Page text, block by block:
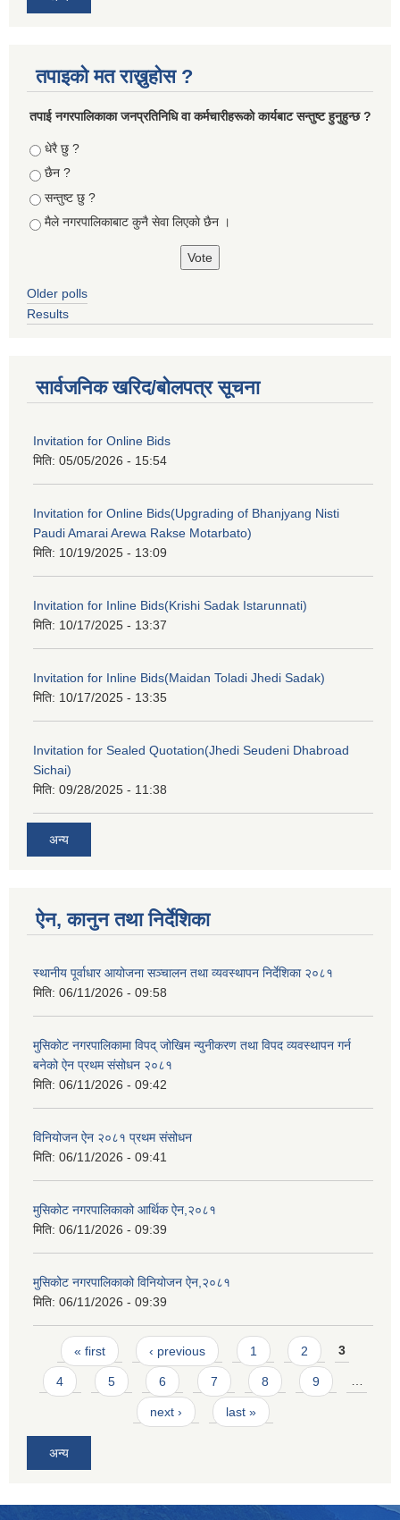
तपाइको मत राख्नुहोस ?
तपा‌ई नगरपालिकाका जनप्रतिनिधि वा कर्मचारीहरूकाे कार्यबाट सन्तुष्ट हुनुहुन्छ ?
Choices
धेरै छु ?
छैन ?
सन्तुष्ट छु ?
मैले नगरपालिकाबाट कुनै सेवा लिएकाे छैन ।
Older polls
Results
सार्वजनिक खरिद/बोलपत्र सूचना
Invitation for Online Bids
मिति: 05/05/2026 - 15:54
Invitation for Online Bids(Upgrading of Bhanjyang Nisti
Paudi Amarai Arewa Rakse Motarbato)
मिति: 10/19/2025 - 13:09
Invitation for Inline Bids(Krishi Sadak Istarunnati)
मिति: 10/17/2025 - 13:37
Invitation for Inline Bids(Maidan Toladi Jhedi Sadak)
मिति: 10/17/2025 - 13:35
Invitation for Sealed Quotation(Jhedi Seudeni Dhabroad
Sichai)
मिति: 09/28/2025 - 11:38
अन्य
ऐन, कानुन तथा निर्देशिका
स्थानीय पूर्वाधार आयोजना सञ्चालन तथा व्यवस्थापन निर्देशिका २०८१
मिति: 06/11/2026 - 09:58
मुसिकोट नगरपालिकामा विपद् जोखिम न्युनीकरण तथा विपद व्यवस्थापन गर्न
बनेको ऐन प्रथम संसोधन २०८१
मिति: 06/11/2026 - 09:42
विनियोजन ऐन २०८१ प्रथम संसोधन
मिति: 06/11/2026 - 09:41
मुसिकोट नगरपालिकाको आर्थिक ऐन,२०८१
मिति: 06/11/2026 - 09:39
मुसिकोट नगरपालिकाको विनियोजन ऐन,२०८१
मिति: 06/11/2026 - 09:39
Pages
« first ‹ previous 1 2 3
4 5 6 7 8 9 …
next › last »
अन्य